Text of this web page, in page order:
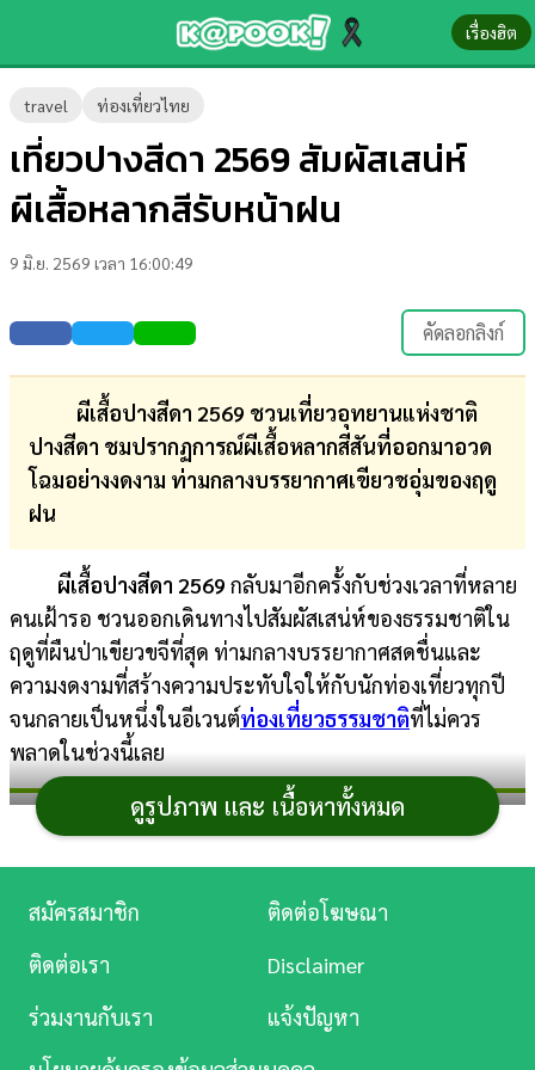
เรื่องฮิต
travel ท่องเที่ยวไทย
เที่ยวปางสีดา 2569 สัมผัสเสน่ห์
ผีเสื้อหลากสีรับหน้าฝน
9 มิ.ย. 2569 เวลา 16:00:49
คัดลอกลิงก์
ผีเสื้อปางสีดา 2569 ชวนเที่ยวอุทยานแห่งชาติ
ปางสีดา ชมปรากฏการณ์ผีเสื้อหลากสีสันที่ออกมาอวด
โฉมอย่างงดงาม ท่ามกลางบรรยากาศเขียวชอุ่มของฤดู
ฝน
ผีเสื้อปางสีดา 2569 กลับมาอีกครั้งกับช่วงเวลาที่หลาย
คนเฝ้ารอ ชวนออกเดินทางไปสัมผัสเสน่ห์ของธรรมชาติใน
ฤดูที่ผืนป่าเขียวขจีที่สุด ท่ามกลางบรรยากาศสดชื่นและ
ความงดงามที่สร้างความประทับใจให้กับนักท่องเที่ยวทุกปี
จนกลายเป็นหนึ่งในอีเวนต์ท่องเที่ยวธรรมชาติที่ไม่ควร
พลาดในช่วงนี้เลย
ผีเสื้อปางสีดา 2569
ดูรูปภาพ และ เนื้อหาทั้งหมด
ข่าว-
ความ
รู้
บันเทิง
ตรวจ
ผล
บอล
สด
การ
เงิน
การ
ศึกษา
บันเทิง
ดู
Music
สมัครสมาชิก
ติดต่อโฆษณา
ติดต่อเรา
Disclaimer
ร่วมงานกับเรา
แจ้งปัญหา